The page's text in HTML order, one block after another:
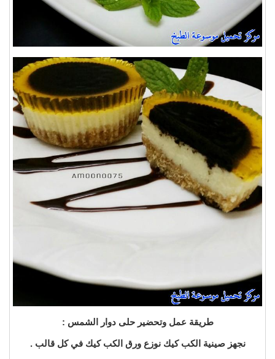
طريقة عمل وتحضير حلى دوار الشمس :
نجهز صينية الكب كيك نوزع ورق الكب كيك في كل قالب .